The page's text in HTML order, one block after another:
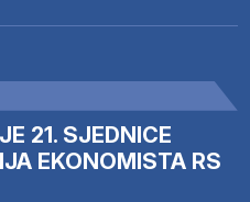
21. SJEDNICE
EKONOMISTA RS